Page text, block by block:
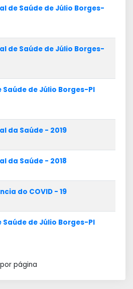
de Saúde de Júlio Borges-
de Saúde de Júlio Borges-
de Júlio Borges-PI
da Saúde - 2019
da Saúde - 2018
do COVID - 19
de Júlio Borges-PI
por página